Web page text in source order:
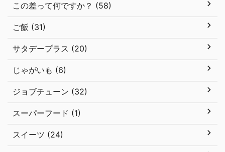
この差って何ですか？ (58)
ご飯 (31)
サタデープラス (20)
じゃがいも (6)
ジョブチューン (32)
スーパーフード (1)
スイーツ (24)